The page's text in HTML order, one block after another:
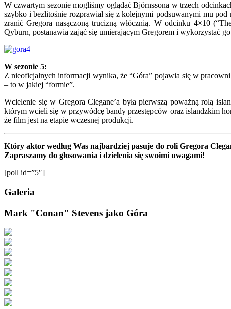
W czwartym sezonie mogliśmy oglądać Björnssona w trzech
szybko i bezlitośnie rozprawiał się z kolejnymi podsuwanymi mu
zranić Gregora nasączoną trucizną włócznią. W odcinku 4×10
Qyburn, postanawia zająć się umierającym Gregorem i wykorzystać
W sezonie 5:
Z nieoficjalnych informacji wynika, że “Góra” pojawia się w
– to w jakiej “formie”.
Wcielenie się w Gregora Clegane’a była pierwszą poważną rolą
którym wcieli się w przywódcę bandy przestępców oraz islandzkim
że film jest na etapie wczesnej produkcji.
Który aktor według Was najbardziej pasuje do roli Gregora
Zapraszamy do głosowania i dzielenia się swoimi uwagami!
[poll id=”5″]
Galeria
Mark "Conan" Stevens jako Góra